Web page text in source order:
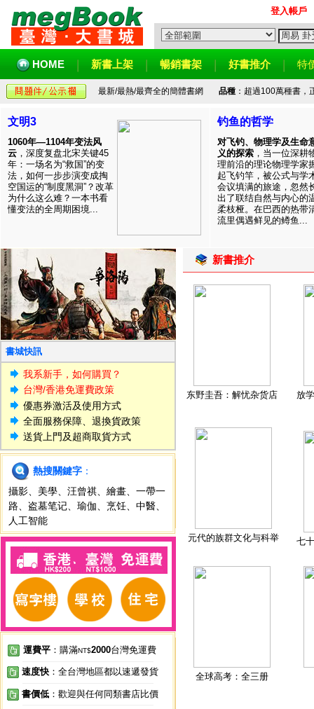
登入帳戶
HOME 新書上架 暢銷書架 好書推介 特
最新/最熱/最齊全的簡體書網 品種：超過100萬種書，
文明3
1060年—1104年变法风
云 ，深度复盘北宋关键45
年：一场名为“救国”的变
法，如何一步步演变成掏
空国运的“制度黑洞”？改革
为什么这么难？一本书看
懂变法的全周期困境...
钓鱼的哲学
对飞钓、物理学及生命
义的探索 ，当一位深耕
理前沿的理论物理学家
起飞钓竿，被公式与学
会议填满的旅途，忽然
出了联结自然与内心的
柔枝桠。在巴西的热带
流里偶遇鲜见的鳟鱼...
書城快訊
我系新手，如何購買？
台灣/香港免運費政策
優惠券激活及使用方式
全面服務保障、退換貨政策
送貨上門及超商取貨方式
熱搜關鍵字 ：
攝影
美學 汪曾祺 繪畫
一帶一
路
盗墓笔记 瑜伽 烹饪 中醫
人工智能
運費平 ：購滿NT$2000台灣免運費
速度快 ：全台灣地區都以速遞發貨
書價低 ：歡迎與任何同類書店比價
新書推介
东野圭吾：解忧杂货店 放
元代的族群文化与科举 七
全球高考：全三册